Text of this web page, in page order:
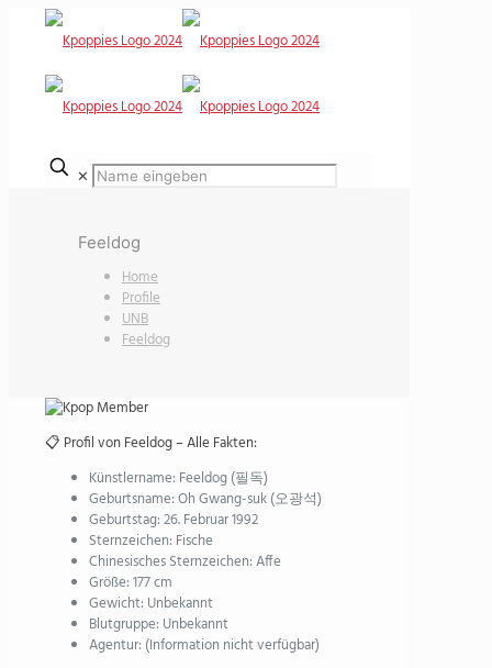
✕
Feeldog
Home
Profile
UNB
Feeldog
📋 Profil von Feeldog – Alle Fakten:
Künstlername: Feeldog (필독)
Geburtsname: Oh Gwang-suk (오광석)
Geburtstag: 26. Februar 1992
Sternzeichen: Fische
Chinesisches Sternzeichen: Affe
Größe: 177 cm
Gewicht: Unbekannt
Blutgruppe: Unbekannt
Agentur: (Information nicht verfügbar)